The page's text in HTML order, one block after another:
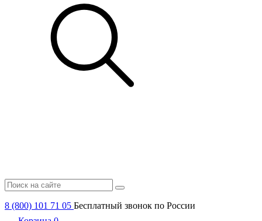
8 (800) 101 71 05 Бесплатный звонок по России